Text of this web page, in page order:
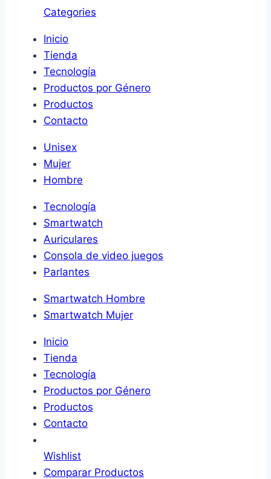
Categories
Inicio
Tienda
Tecnología
Productos por Género
Productos
Contacto
Unisex
Mujer
Hombre
Tecnología
Smartwatch
Auriculares
Consola de video juegos
Parlantes
Smartwatch Hombre
Smartwatch Mujer
Inicio
Tienda
Tecnología
Productos por Género
Productos
Contacto
Wishlist
Comparar Productos